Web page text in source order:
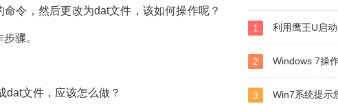
令，然后更改为dat文件，该如何操作呢？
骤。
文件，应该怎么做？
1 利用鹰王U启
2 Windows 7操
3 Win7系统提示